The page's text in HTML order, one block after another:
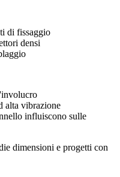
di fissaggio
densi
alta vibrazione
influiscono sulle
dimensioni e progetti con